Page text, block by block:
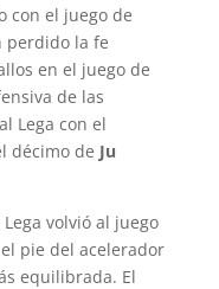
con el juego de
perdido la fe
en el juego de
de las
Lega con el
décimo de Ju
volvió al juego
pie del acelerador
equilibrada. El